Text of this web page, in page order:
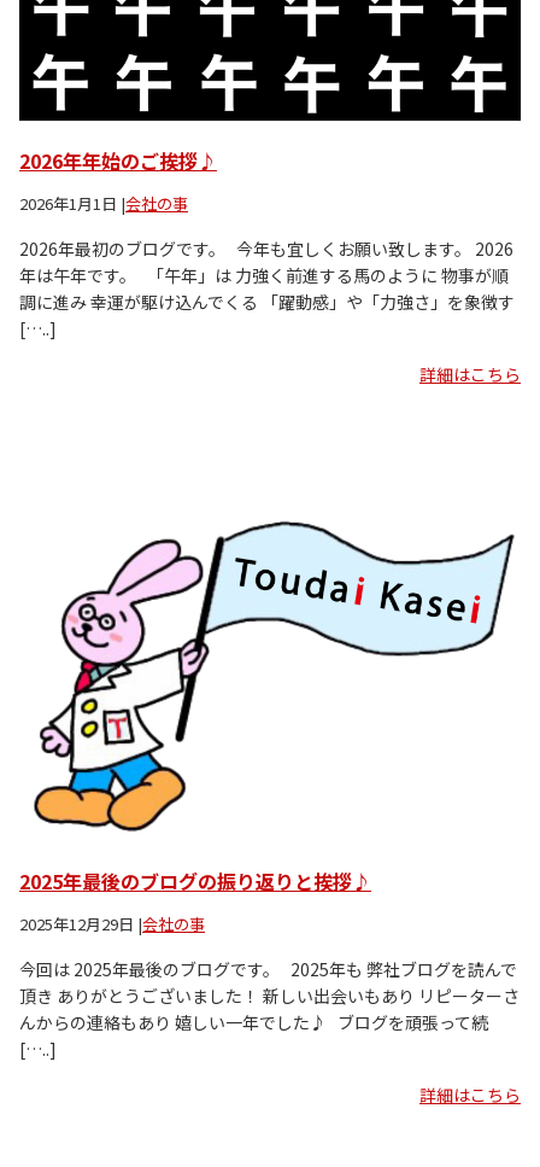
2026年年始のご挨拶♪
2026年1月1日 |会社の事
2026年最初のブログです。 今年も宜しくお願い致します。 2026
年は午年です。 「午年」は 力強く前進する馬のように 物事が順
調に進み 幸運が駆け込んでくる 「躍動感」や「力強さ」を象徴す
[…..]
詳細はこちら
2025年最後のブログの振り返りと挨拶♪
2025年12月29日 |会社の事
今回は 2025年最後のブログです。 2025年も 弊社ブログを読んで
頂き ありがとうございました！ 新しい出会いもあり リピーターさ
んからの連絡もあり 嬉しい一年でした♪ ブログを頑張って続
[…..]
詳細はこちら